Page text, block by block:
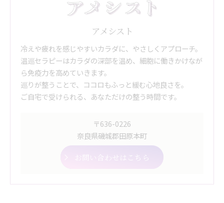
アメシスト
冷えや疲れを感じやすいカラダに、やさしくアプローチ。
温巡セラピーはカラダの深部を温め、細胞に働きかけなが
ら免疫力を高めていきます。
巡りが整うことで、ココロもふっと緩む心地良さを。
ご自宅で受けられる、あなただけの整う時間です。
〒636-0226
奈良県磯城郡田原本町
お問い合わせはこちら